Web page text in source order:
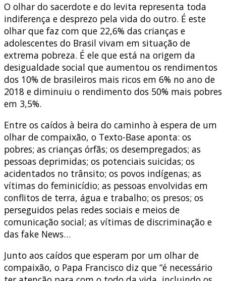
O olhar do sacerdote e do levita representa toda
indiferença e desprezo pela vida do outro. É este
olhar que faz com que 22,6% das crianças e
adolescentes do Brasil vivam em situação de
extrema pobreza. É ele que está na origem da
desigualdade social que aumentou os rendimentos
dos 10% de brasileiros mais ricos em 6% no ano de
2018 e diminuiu o rendimento dos 50% mais pobres
em 3,5%.
Entre os caídos à beira do caminho à espera de um
olhar de compaixão, o Texto-Base aponta: os
pobres; as crianças órfãs; os desempregados; as
pessoas deprimidas; os potenciais suicidas; os
acidentados no trânsito; os povos indígenas; as
vítimas do feminicídio; as pessoas envolvidas em
conflitos de terra, água e trabalho; os presos; os
perseguidos pelas redes sociais e meios de
comunicação social; as vítimas de discriminação e
das fake News…
Junto aos caídos que esperam por um olhar de
compaixão, o Papa Francisco diz que “é necessário